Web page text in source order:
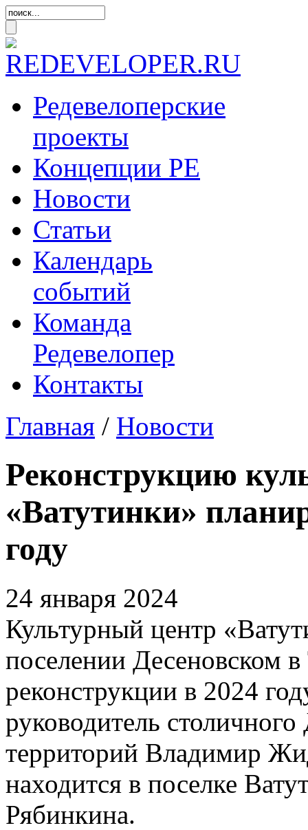
Редевелоперские
проекты
Концепции РЕ
Новости
Статьи
Календарь
событий
Команда
Редевелопер
Контакты
Главная / Новости
Реконструкцию
«Ватутинки»
году
24 января 2024
Культурный центр
поселении Десеновском
реконструкции в 2024
руководитель
территорий Владимир
находится в поселке
Рябинкина.